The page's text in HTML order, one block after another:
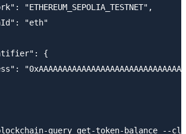
"ETHEREUM_SEPOLIA_TESTNET",
"eth"
{
query get-token-